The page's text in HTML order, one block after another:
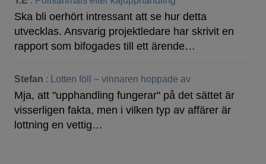
Ska bli oerhört intressant att se hur detta
utvecklas. Ansvarig projektledare har skrivit en
rapport som bifogades till ett ärende…
Stefan : Lotten föll – vinnaren hoppade av
Mja, att "upphandling fungerar" på det sättet är
visserligen fakta, men i vilken typ av affärer är
lottning en vettig…